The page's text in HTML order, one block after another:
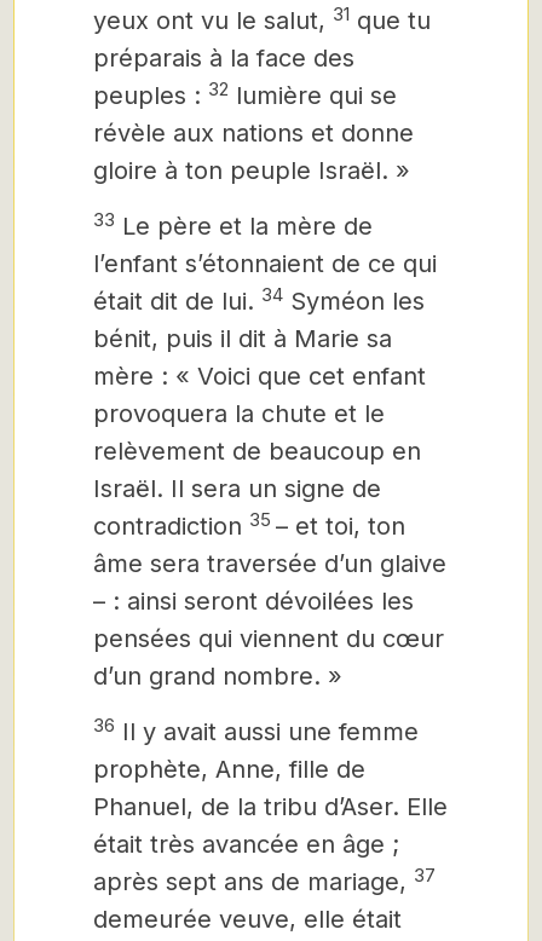
yeux ont vu le salut, 31 que tu
préparais à la face des
peuples : 32 lumière qui se
révèle aux nations et donne
gloire à ton peuple Israël. »
33 Le père et la mère de
l’enfant s’étonnaient de ce qui
était dit de lui. 34 Syméon les
bénit, puis il dit à Marie sa
mère : « Voici que cet enfant
provoquera la chute et le
relèvement de beaucoup en
Israël. Il sera un signe de
contradiction 35 – et toi, ton
âme sera traversée d’un glaive
– : ainsi seront dévoilées les
pensées qui viennent du cœur
d’un grand nombre. »
36 Il y avait aussi une femme
prophète, Anne, fille de
Phanuel, de la tribu d’Aser. Elle
était très avancée en âge ;
après sept ans de mariage, 37
demeurée veuve, elle était